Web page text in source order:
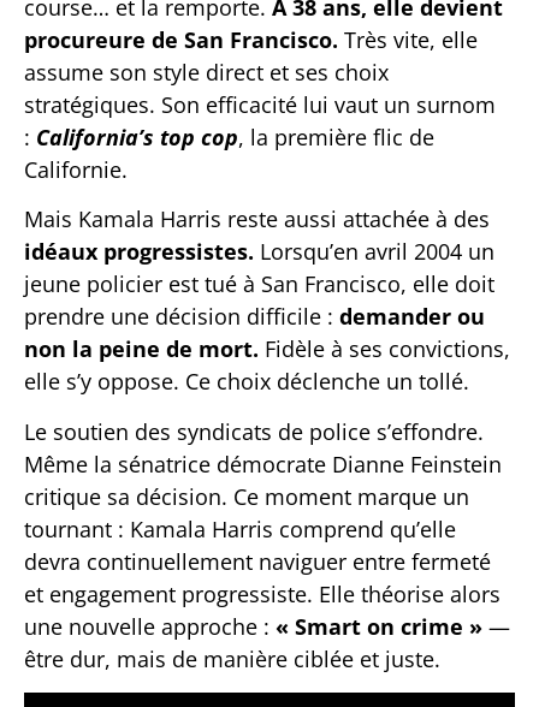
course… et la remporte. À 38 ans, elle devient
procureure de San Francisco. Très vite, elle
assume son style direct et ses choix
stratégiques. Son efficacité lui vaut un surnom
: California’s top cop, la première flic de
Californie.
Mais Kamala Harris reste aussi attachée à des
idéaux progressistes. Lorsqu’en avril 2004 un
jeune policier est tué à San Francisco, elle doit
prendre une décision difficile : demander ou
non la peine de mort. Fidèle à ses convictions,
elle s’y oppose. Ce choix déclenche un tollé.
Le soutien des syndicats de police s’effondre.
Même la sénatrice démocrate Dianne Feinstein
critique sa décision. Ce moment marque un
tournant : Kamala Harris comprend qu’elle
devra continuellement naviguer entre fermeté
et engagement progressiste. Elle théorise alors
une nouvelle approche : « Smart on crime » —
être dur, mais de manière ciblée et juste.